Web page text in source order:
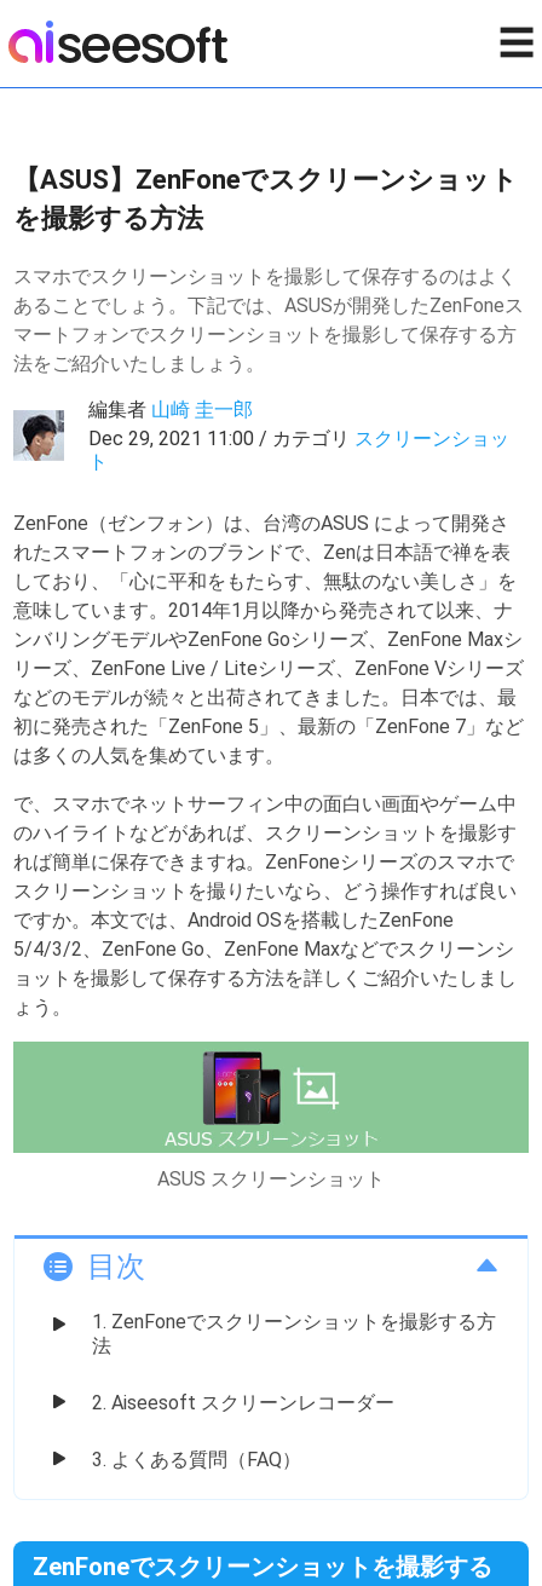
☰
【ASUS】ZenFoneでスクリーンショット
を撮影する方法
スマホでスクリーンショットを撮影して保存するのはよく
あることでしょう。下記では、ASUSが開発したZenFoneス
マートフォンでスクリーンショットを撮影して保存する方
法をご紹介いたしましょう。
編集者 山崎 圭一郎
Dec 29, 2021 11:00 / カテゴリ スクリーンショッ
ト
ZenFone（ゼンフォン）は、台湾のASUS によって開発さ
れたスマートフォンのブランドで、Zenは日本語で禅を表
しており、「心に平和をもたらす、無駄のない美しさ」を
意味しています。2014年1月以降から発売されて以来、ナ
ンバリングモデルやZenFone Goシリーズ、ZenFone Maxシ
リーズ、ZenFone Live / Liteシリーズ、ZenFone Vシリーズ
などのモデルが続々と出荷されてきました。日本では、最
初に発売された「ZenFone 5」、最新の「ZenFone 7」など
は多くの人気を集めています。
で、スマホでネットサーフィン中の面白い画面やゲーム中
のハイライトなどがあれば、スクリーンショットを撮影す
れば簡単に保存できますね。ZenFoneシリーズのスマホで
スクリーンショットを撮りたいなら、どう操作すれば良い
ですか。本文では、Android OSを搭載したZenFone
5/4/3/2、ZenFone Go、ZenFone Maxなどでスクリーンシ
ョットを撮影して保存する方法を詳しくご紹介いたしまし
ょう。
ASUS スクリーンショット
目次
1. ZenFoneでスクリーンショットを撮影する方
法
2. Aiseesoft スクリーンレコーダー
3. よくある質問（FAQ）
ZenFoneでスクリーンショットを撮影する